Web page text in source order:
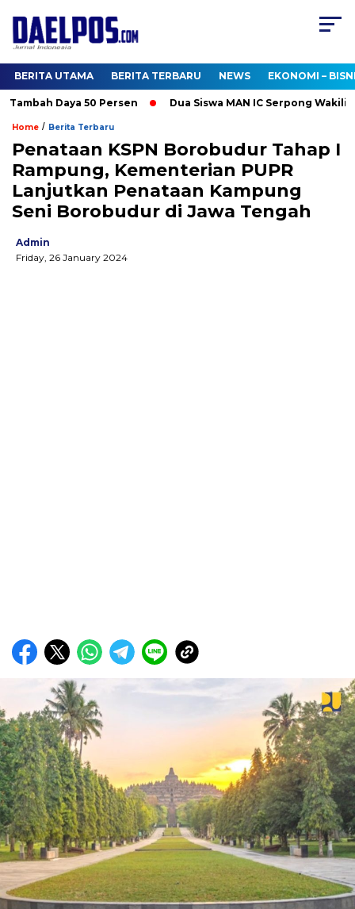
BERITA UTAMA BERITA TERBARU NEWS EKONOMI –
Daya 50 Persen Dua Siswa MAN IC Serpong Wakili RI
Home / Berita Terbaru
Penataan KSPN Borobudur Tahap I
Rampung, Kementerian PUPR
Lanjutkan Penataan Kampung
Seni Borobudur di Jawa Tengah
Admin
Friday, 26 January 2024